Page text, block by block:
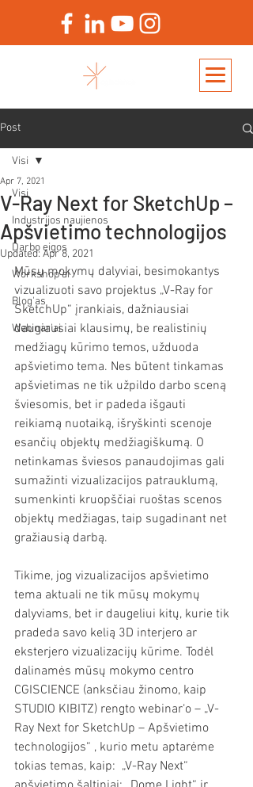
Post
Visi
Industrijos naujienos
Darbo eigos
Workshop'ai
Blog'as
Webinar'ai
Visi
V-Ray Next for SketchUp –
Apšvietimo technologijos
Apr 7, 2021
Updated: Apr 8, 2021
Mūsų mokymų dalyviai, besimokantys
vizualizuoti savo projektus „V-Ray for
SketchUp“ įrankiais, dažniausiai
daugiausiai klausimų, be realistinių
medžiagų kūrimo temos, užduoda
apšvietimo tema. Nes būtent tinkamas
apšvietimas ne tik užpildo darbo sceną
šviesomis, bet ir padeda išgauti
reikiamą nuotaiką, išryškinti scenoje
esančių objektų medžiagiškumą. O
netinkamas šviesos panaudojimas gali
sumažinti vizualizacijos patrauklumą,
sumenkinti kruopščiai ruoštas scenos
objektų medžiagas, taip sugadinant net
gražiausią darbą.
Tikime, jog vizualizacijos apšvietimo
tema aktuali ne tik mūsų mokymų
dalyviams, bet ir daugeliui kitų, kurie tik
pradeda savo kelią 3D interjero ar
eksterjero vizualizacijų kūrime. Todėl
dalinamės mūsų mokymo centro
CGISCIENCE (anksčiau žinomo, kaip
STUDIO KIBITZ) rengto webinar‘o – „V-
Ray Next for SketchUp – Apšvietimo
technologijos“ , kurio metu aptarėme
tokias temas, kaip:  „V-Ray Next“